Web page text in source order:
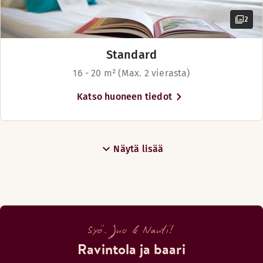
2
Standard
16 - 20 m² (Max. 2 vierasta)
Katso huoneen tiedot
Näytä lisää
Syö. Juo & Nauti!
Ravintola ja baari
Menut